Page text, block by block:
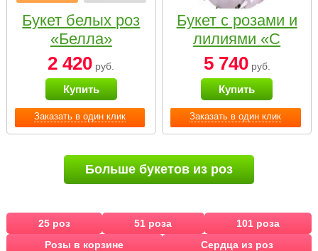
Заказать в один клик
Букет белых роз
«Белла»
2 420 руб.
Купить
Заказать в один клик
Букет с розами и
лилиями «С
наилучшими
пожеланиями»
5 740руб.
Купить
Больше букетов из роз
25 роз 51 роза
101 роза
Розы в корзине
Сердца из роз